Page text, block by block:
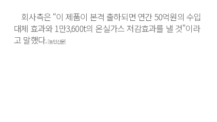
회사측은 “이 제품이 본격 출하되면 연간 50억원의 수입
대체 효과와 1만3,600t의 온실가스 저감효과를 낼 것”이라
고 말했다. [농민신문]